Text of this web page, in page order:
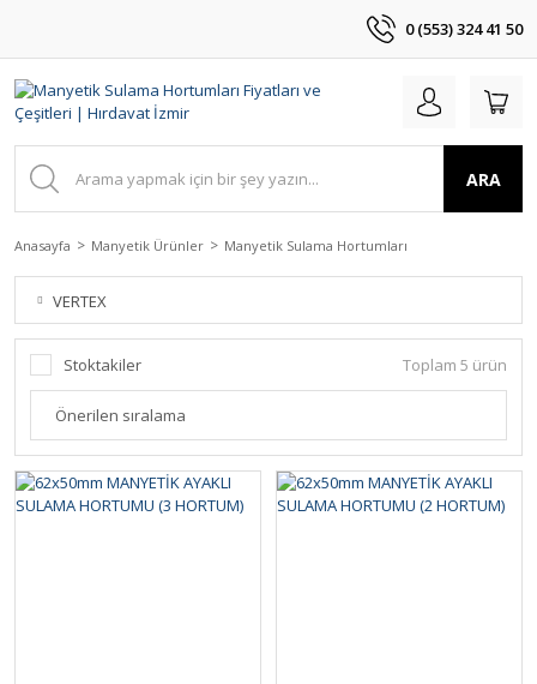
0 (553) 324 41 50
ARA
Anasayfa Manyetik Ürünler Manyetik Sulama Hortumları
VERTEX
Stoktakiler Toplam 5 ürün